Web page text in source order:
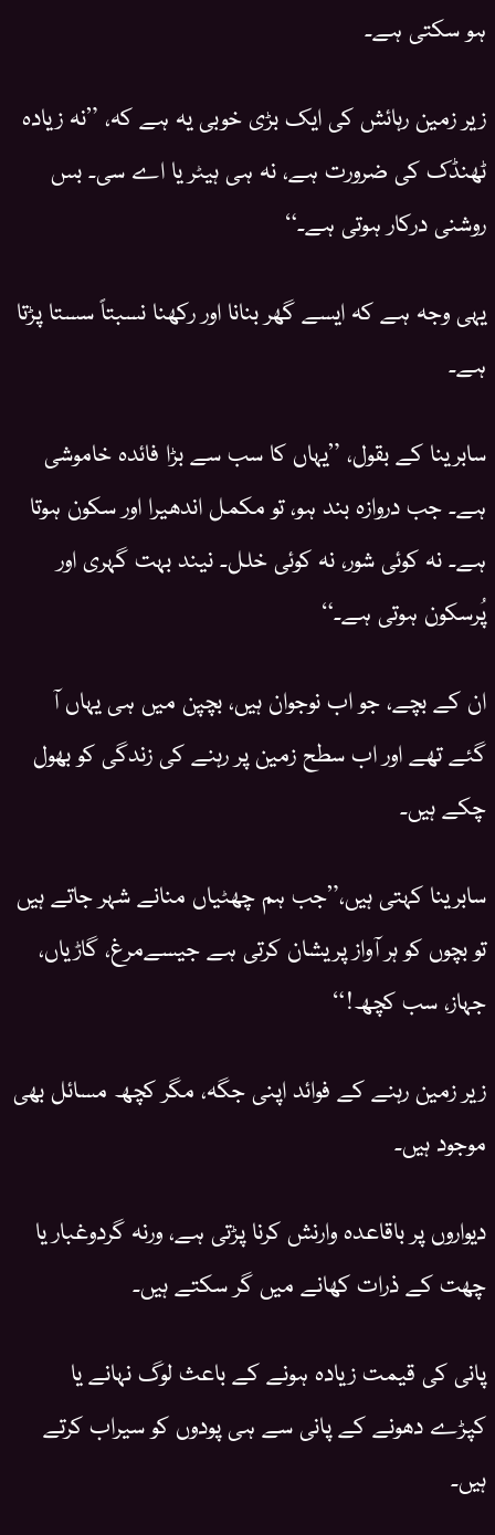
ہو سکتی ہے۔
زیر زمین رہائش کی ایک بڑی خوبی یہ ہے کہ، ”نہ زیادہ
ٹھنڈک کی ضرورت ہے، نہ ہی ہیٹر یا اے سی۔ بس
روشنی درکار ہوتی ہے۔“
یہی وجہ ہے کہ ایسے گھر بنانا اور رکھنا نسبتاً سستا پڑتا
ہے۔
سابرینا کے بقول، ”یہاں کا سب سے بڑا فائدہ خاموشی
ہے۔ جب دروازہ بند ہو، تو مکمل اندھیرا اور سکون ہوتا
ہے۔ نہ کوئی شور، نہ کوئی خلل۔ نیند بہت گہری اور
پُرسکون ہوتی ہے۔“
ان کے بچے، جو اب نوجوان ہیں، بچپن میں ہی یہاں آ
گئے تھے اور اب سطح زمین پر رہنے کی زندگی کو بھول
چکے ہیں۔
سابرینا کہتی ہیں،”جب ہم چھٹیاں منانے شہر جاتے ہیں
تو بچوں کو ہر آواز پریشان کرتی ہے جیسےمرغ، گاڑیاں،
جہاز، سب کچھ!“
زیر زمین رہنے کے فوائد اپنی جگہ، مگر کچھ مسائل بھی
موجود ہیں۔
دیواروں پر باقاعدہ وارنش کرنا پڑتی ہے، ورنہ گردوغبار یا
چھت کے ذرات کھانے میں گر سکتے ہیں۔
پانی کی قیمت زیادہ ہونے کے باعث لوگ نہانے یا
کپڑے دھونے کے پانی سے ہی پودوں کو سیراب کرتے
ہیں۔